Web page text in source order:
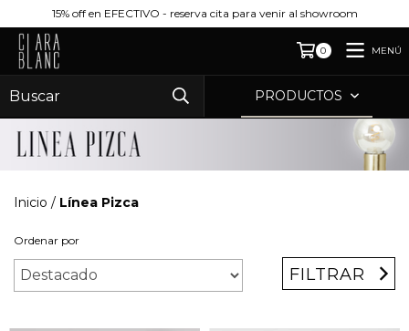
15% off en EFECTIVO - reserva cita para venir al showroom
0 MENÚ
PRODUCTOS
Inicio / Línea Pizca
Ordenar por
FILTRAR